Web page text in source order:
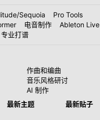
Sequoia
Pro Tools
电音制作
Ableton Live
专业打谱
作曲和编曲
音乐风格研讨
AI 制作
最新主题 最新贴子